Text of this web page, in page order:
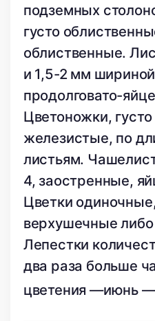
подземных
густо
облиственные.
и 1,5-2 мм
продолговато-
Цветоножки,
железистые, по
листьям.
4, заостренные,
Цветки
верхушечные
Лепестки
два раза больше
цветения —июнь